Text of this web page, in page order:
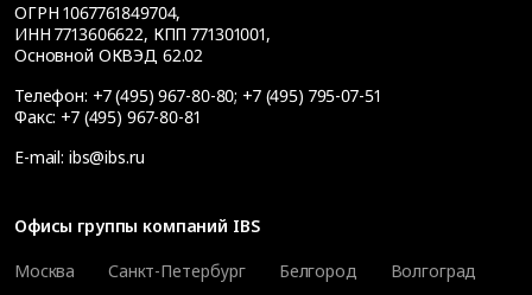
ОГРН 1067761849704,
ИНН 7713606622, КПП 771301001,
Основной ОКВЭД 62.02
Телефон: +7 (495) 967-80-80; +7 (495) 795-07-51
Факс: +7 (495) 967-80-81
E-mail: ibs@ibs.ru
Офисы группы компаний IBS
Москва
Санкт-Петербург Белгород
Волгоград